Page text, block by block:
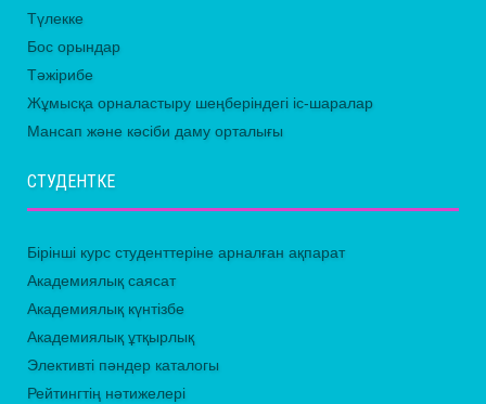
Түлекке
Бос орындар
Тәжірибе
Жұмысқа орналастыру шеңберіндегі іс-шаралар
Мансап және кәсіби даму орталығы
СТУДЕНТКЕ
Бірінші курс студенттеріне арналған ақпарат
Академиялық саясат
Академиялық күнтізбе
Академиялық ұтқырлық
Элективті пәндер каталогы
Рейтингтің нәтижелері